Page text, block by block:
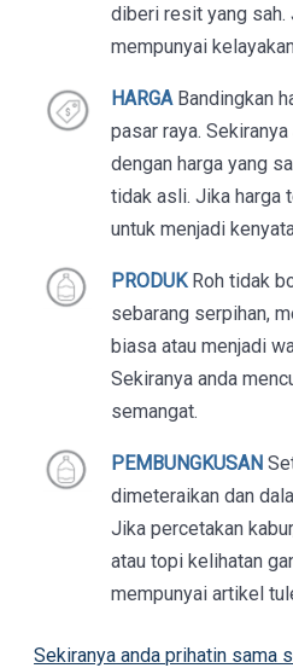
diberi resit yang sah.
mempunyai
HARGA Bandingkan
pasar raya.
dengan harga yang
tidak asli. Jika harga
untuk menjadi
PRODUKRoh tidak
sebarang serpihan,
biasa atau menjadi
Sekiranya anda
semangat.
PEMBUNGKUSAN
dimeteraikan dan
Jika percetakan
atau topi kelihatan
mempunyai artikel
Sekiranya anda prihatin sama